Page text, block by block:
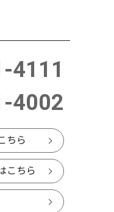
4111
4002
ちら
こちら